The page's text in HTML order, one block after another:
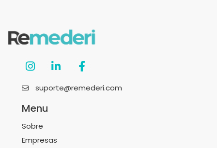
suporte@remederi.com
Menu
Sobre
Empresas